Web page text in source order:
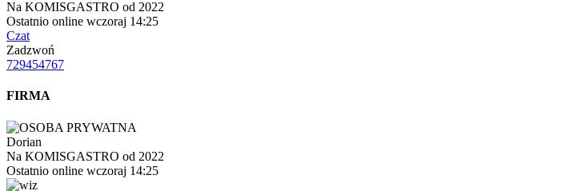
Na KOMISGASTRO od 2022
Ostatnio online wczoraj 14:25
Czat
Zadzwoń
729454767
FIRMA
Dorian
Na KOMISGASTRO od 2022
Ostatnio online wczoraj 14:25